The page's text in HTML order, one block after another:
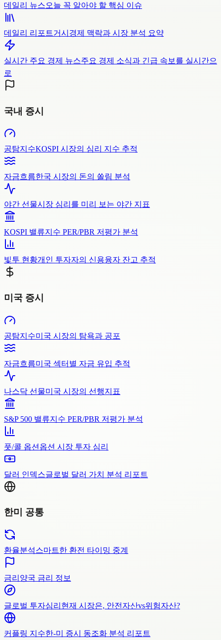
데일리 뉴스오늘 꼭 알아야 할 핵심 이슈
데일리 리포트거시경제 맥락과 시장 분석 요약
실시간 주요 경제 뉴스주요 경제 소식과 긴급 속보를 실시간으
로
국내 증시
공탐지수KOSPI 시장의 심리 지수 추적
자금흐름한국 시장의 돈의 쏠림 분석
야간 선물시장 심리를 미리 보는 야간 지표
KOSPI 밸류지수 PER/PBR 저평가 분석
빛투 현황개인 투자자의 신용융자 잔고 추적
미국 증시
공탐지수미국 시장의 탐욕과 공포
자금흐름미국 섹터별 자금 유입 추적
나스닥 선물미국 시장의 선행지표
S&P 500 밸류지수 PER/PBR 저평가 분석
풋/콜 옵션 옵션 시장 투자 심리
달러 인덱스글로벌 달러 가치 분석 리포트
한미 공통
환율분석스마트한 환전 타이밍 중계
금리 양국 금리 정보
글로벌 투자심리 현재 시장은, 안전자산vs위험자산?
커플링 지수한-미 증시 동조화 분석 리포트